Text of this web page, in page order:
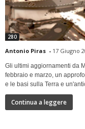
280
Antonio Piras - 17 Giugno
Gli ultimi aggiornamenti da
febbraio e marzo, un
e le basi sulla Terra e
Continua a leggere